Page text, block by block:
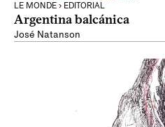
LE MONDE › EDITORIAL
Argentina balcánica
José Natanson